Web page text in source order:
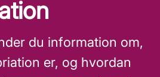
du information om,
er, og hvordan